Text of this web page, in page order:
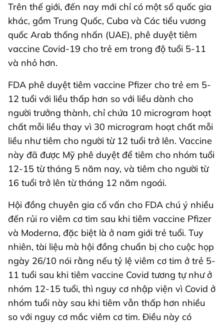
Trên thế giới, đến nay mới chỉ có một số quốc gia
khác, gồm Trung Quốc, Cuba và Các tiểu vương
quốc Arab thống nhấn (UAE), phê duyệt tiêm
vaccine Covid-19 cho trẻ em trong độ tuổi 5-11
và nhỏ hơn.
FDA phê duyệt tiêm vaccine Pfizer cho trẻ em 5-
12 tuổi với liều thấp hơn so với liều dành cho
người trưởng thành, chỉ chứa 10 microgram hoạt
chất mỗi liều thay vì 30 microgram hoạt chất mỗi
liều như tiêm cho người từ 12 tuổi trở lên. Vaccine
này đã được Mỹ phê duyệt để tiêm cho nhóm tuổi
12-15 từ tháng 5 năm nay, và tiêm cho người từ
16 tuổi trở lên từ tháng 12 năm ngoái.
Hội đồng chuyên gia cố vấn cho FDA chú ý nhiều
đến rủi ro viêm cơ tim sau khi tiêm vaccine Pfizer
và Moderna, đặc biệt là ở nam giới trẻ tuổi. Tuy
nhiên, tài liệu mà hội đồng chuẩn bị cho cuộc họp
ngày 26/10 nói rằng nếu tỷ lệ viêm cơ tim ở trẻ 5-
11 tuổi sau khi tiêm vaccine Covid tương tự như ở
nhóm 12-15 tuổi, thì nguy cơ nhập viện vì Covid ở
nhóm tuổi này sau khi tiêm vẫn thấp hơn nhiều
so với nguy cơ mắc viêm cơ tim. Điều này có